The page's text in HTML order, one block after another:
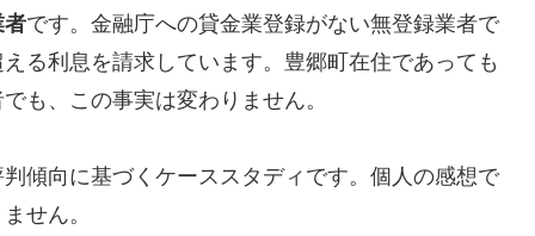
者です。金融庁への貸金業登録がない無登録業者で
る利息を請求しています。豊郷町在住であっても
も、この事実は変わりません。
傾向に基づくケーススタディです。個人の感想で
せん。